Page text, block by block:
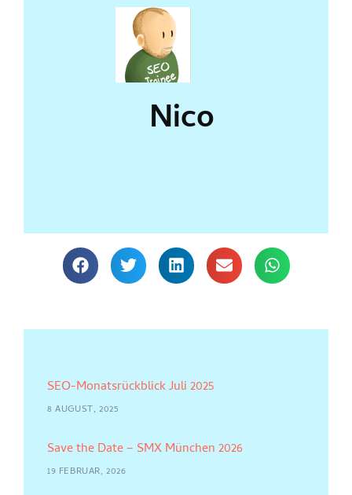
Nico
SEO-Monatsrückblick Juli 2025
8 AUGUST, 2025
Save the Date – SMX München 2026
19 FEBRUAR, 2026